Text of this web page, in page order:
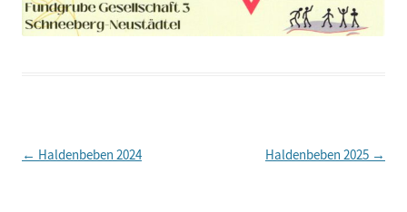
Beitragsnavigation
← Haldenbeben 2024 Haldenbeben 2025 →